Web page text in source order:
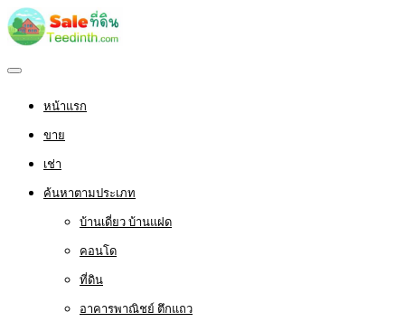
หน้าแรก
ขาย
เช่า
ค้นหาตามประเภท
บ้านเดี่ยว บ้านแฝด
คอนโด
ที่ดิน
อาคารพาณิชย์ ตึกแถว